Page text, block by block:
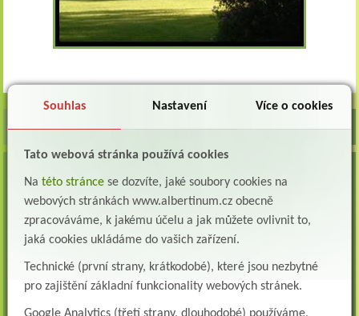
Lékař oddělení následné a dlouhodobé péče (LDN)
Albertinum, odborný léčebný ústav, Žamberk přijme do pracovního poměru: Lékaře na
oddělení následné a dlouhodobé lůžkové...
Lékař na oddělení psychiatrie
Albertinum, odborný léčebný ústav, Žamberkpřijme do pracovního poměru: Lékaře na
oddělení psychiatrie ...
Souhlas Nastavení Více o cookies
Tato webová stránka používá cookies
Na této stránce se dozvíte, jaké soubory cookies na
webových stránkách www.albertinum.cz obecně
zpracováváme, k jakému účelu a jak můžete ovlivnit to,
jaká cookies ukládáme do vašich zařízení.
Technické (první strany, krátkodobé), které jsou nezbytné
pro zajištění základní funkcionality webových stránek.